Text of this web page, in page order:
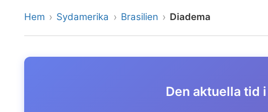
Hem Sydamerika Brasilien Diadema
Den aktuella tid